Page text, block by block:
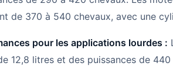
de 370 à 540 chevaux, avec une
pour les applications lourdes :
12,8 litres et des puissances de